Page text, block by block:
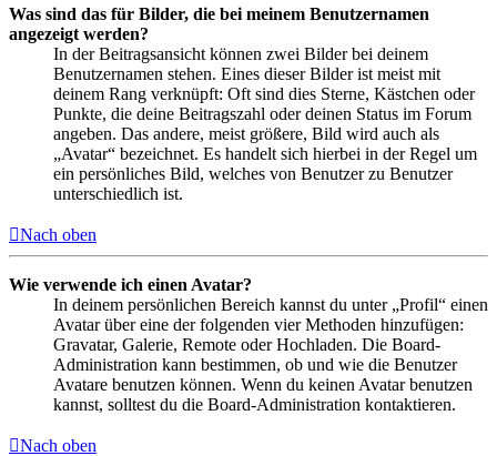
Was sind das für Bilder, die bei meinem Benutzernamen
angezeigt werden?
In der Beitragsansicht können zwei Bilder bei deinem
Benutzernamen stehen. Eines dieser Bilder ist meist mit
deinem Rang verknüpft: Oft sind dies Sterne, Kästchen oder
Punkte, die deine Beitragszahl oder deinen Status im Forum
angeben. Das andere, meist größere, Bild wird auch als
„Avatar“ bezeichnet. Es handelt sich hierbei in der Regel um
ein persönliches Bild, welches von Benutzer zu Benutzer
unterschiedlich ist.
Nach oben
Wie verwende ich einen Avatar?
In deinem persönlichen Bereich kannst du unter „Profil“ einen
Avatar über eine der folgenden vier Methoden hinzufügen:
Gravatar, Galerie, Remote oder Hochladen. Die Board-
Administration kann bestimmen, ob und wie die Benutzer
Avatare benutzen können. Wenn du keinen Avatar benutzen
kannst, solltest du die Board-Administration kontaktieren.
Nach oben